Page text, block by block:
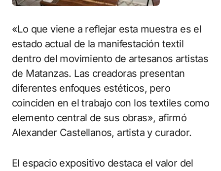
«Lo que viene a reflejar esta muestra es el
estado actual de la manifestación textil
dentro del movimiento de artesanos artistas
de Matanzas. Las creadoras presentan
diferentes enfoques estéticos, pero
coinciden en el trabajo con los textiles como
elemento central de sus obras», afirmó
Alexander Castellanos, artista y curador.
El espacio expositivo destaca el valor del